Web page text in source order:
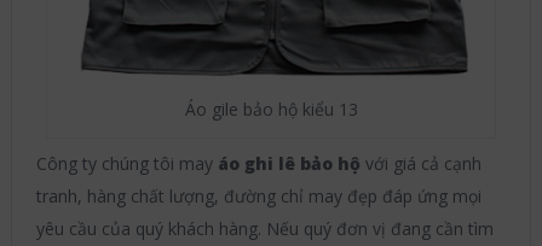
Áo gile bảo hộ kiểu 13
Công ty chúng tôi may áo ghi lê bảo hộ với giá cả cạnh
tranh, hàng chất lượng, đường chỉ may đẹp đáp ứng mọi
yêu cầu của quý khách hàng. Nếu quý đơn vị đang cần tìm